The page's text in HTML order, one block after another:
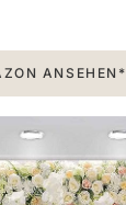
ANSEHEN*